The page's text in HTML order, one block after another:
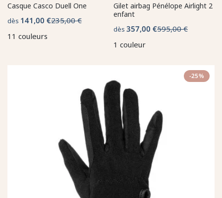
Casque Casco Duell One
dès 141,00 €235,00 €
11 couleurs
Gilet airbag Pénélope Airlight 2
enfant
dès 357,00 €595,00 €
1 couleur
-25%